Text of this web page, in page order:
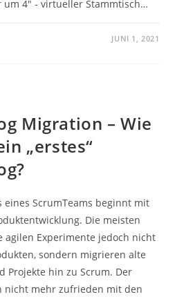
um 4" - virtueller Stammtisch…
JUNI 1, 2021
Migration – Wie
„erstes“
eines ScrumTeams beginnt mit
Die meisten
Experimente jedoch nicht
sondern migrieren alte
Projekte hin zu Scrum. Der
nicht mehr zufrieden mit den